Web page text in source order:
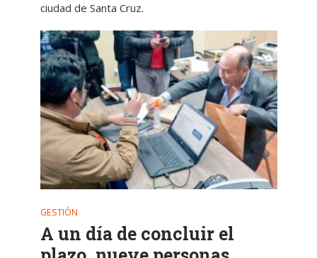
ciudad de Santa Cruz.
GESTIÓN
A un día de concluir el